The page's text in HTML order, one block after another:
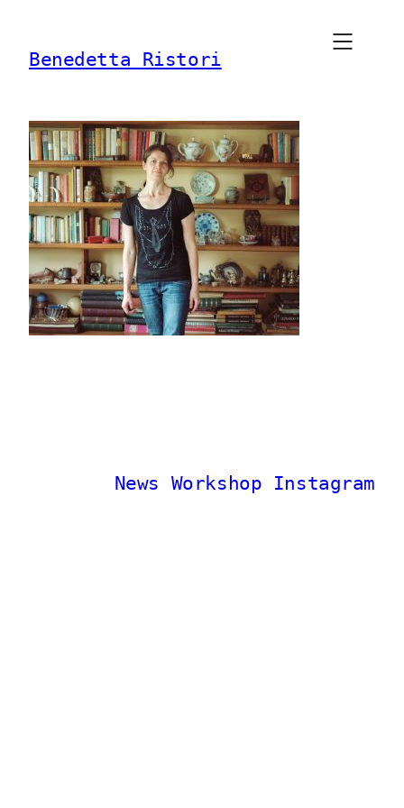
contenuto
Benedetta Ristori
News Workshop Instagram